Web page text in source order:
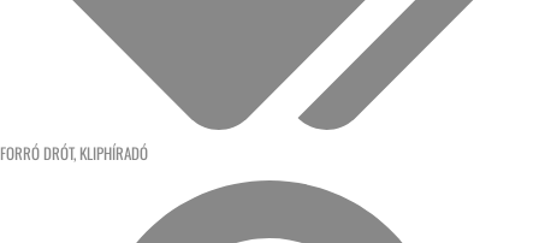
FORRÓ DRÓT, KLIPHÍRADÓ